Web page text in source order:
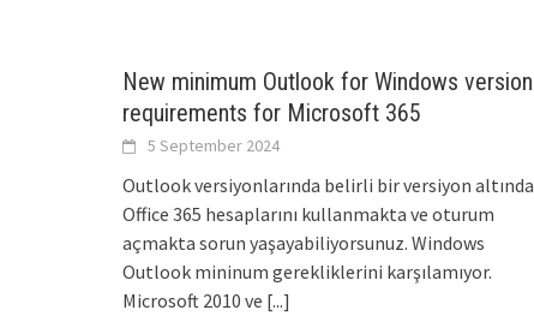
New minimum Outlook for Windows version
requirements for Microsoft 365
5 September 2024
Outlook versiyonlarında belirli bir versiyon altında
Office 365 hesaplarını kullanmakta ve oturum
açmakta sorun yaşayabiliyorsunuz. Windows
Outlook mininum gerekliklerini karşılamıyor.
Microsoft 2010 ve [...]